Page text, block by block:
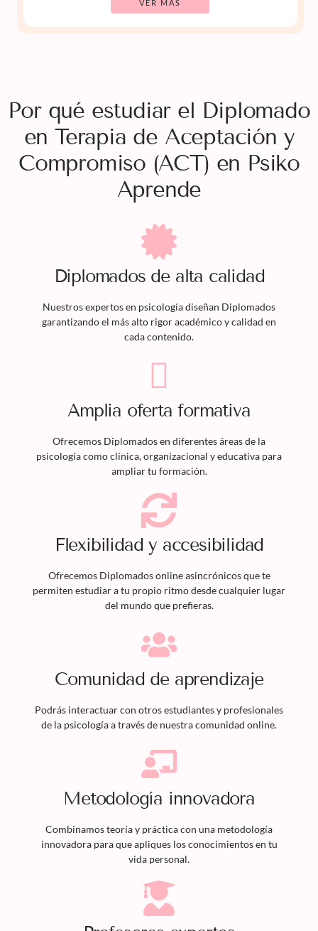
VER MÁS
Por qué estudiar el Diplomado
en Terapia de Aceptación y
Compromiso (ACT) en Psiko
Aprende
Diplomadosde alta calidad
Nuestros expertos en psicología diseñan Diplomados
garantizando el más alto rigor académico y calidad en
cada contenido.
Amplia oferta formativa
Ofrecemos Diplomadosen diferentes áreas de la
psicología como clínica, organizacional y educativa para
ampliar tu formación.
Flexibilidad y accesibilidad
Ofrecemos Diplomadosonline asincrónicos que te
permiten estudiar a tu propio ritmo desde cualquier lugar
del mundo que prefieras.
Comunidad de aprendizaje
Podrás interactuar con otros estudiantes y profesionales
de la psicología a través de nuestra comunidad online.
Metodología innovadora
Combinamos teoría y práctica con una metodología
innovadora para que apliques los conocimientos en tu
vida personal.